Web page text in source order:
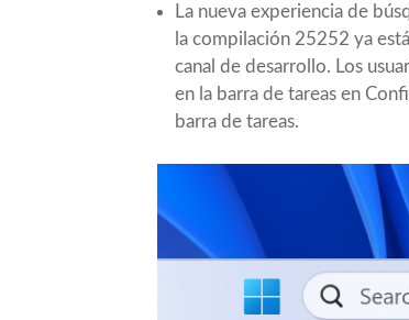
La nueva experiencia de
la compilación 25252 ya
canal de desarrollo. Los
en la barra de tareas en
barra de tareas.